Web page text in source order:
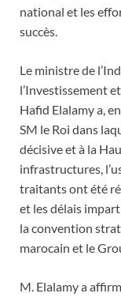
national et les
succès.
Le ministre de
l’Investissement
Hafid Elalamy a,
SM le Roi dans
décisive et à la
infrastructures,
traitants ont été
et les délais
la convention
marocain et le
M. Elalamy a